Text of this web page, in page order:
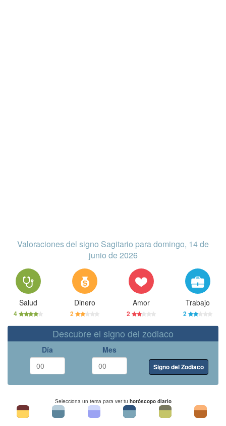
Valoraciones del signo Sagitario para domingo, 14 de
junio de 2026
Salud
4
Dinero
2
Amor
2
Trabajo
2
Descubre el signo del zodiaco
Día Mes
Signo del Zodiaco
Selecciona un tema para ver tu horóscopo diario